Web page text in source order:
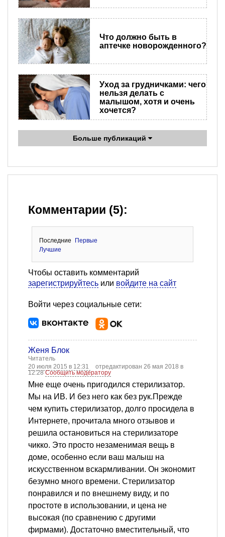
Что должно быть в
аптечке новорожденного?
Уход за грудничками: чего
нельзя делать с
малышом, хотя и очень
хочется?
Больше публикаций
Комментарии (5):
Последние
Первые
Лучшие
Чтобы оставить комментарий
зарегистрируйтесь или войдите на сайт
Войти через социальные сети:
Женя Блок
Читатель
20 июля 2015 в 12:31
отредактирован 26 мая 2018 в
12:28Сообщить модератору
Мне еще очень пригодился стерилизатор.
Мы на ИВ. И без него как без рук.Прежде
чем купить стерилизатор, долго просидела в
Интернете, прочитала много отзывов и
решила остановиться на стерилизаторе
чикко. Это просто незаменимая вещь в
доме, особенно если ваш малыш на
искусственном вскармливании. Он экономит
безумно много времени. Стерилизатор
понравился и по внешнему виду, и по
простоте в использовании, и цена не
высокая (по сравнению с другими
фирмами). Достаточно вместительный, что